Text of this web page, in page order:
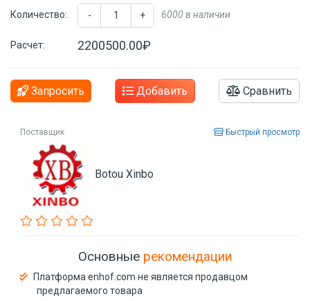
Количество: - + 6000 в наличии
Расчет: 2200500.00₽
Запросить Добавить Сравнить
Поставщик Быстрый просмотр
Botou Xinbo
Основные рекомендации
Платформа enhof.com не является продавцом
предлагаемого товара